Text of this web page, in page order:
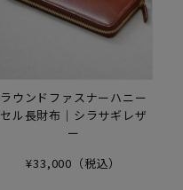
ラウンドファスナーハニー
セル長財布｜シラサギレザ
ー
¥33,000（税込）